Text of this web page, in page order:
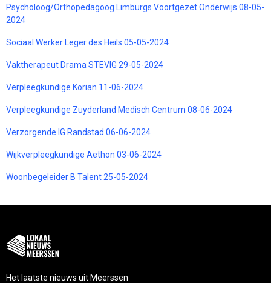
Psycholoog/Orthopedagoog Limburgs Voortgezet Onderwijs 08-05-
2024
Sociaal Werker Leger des Heils 05-05-2024
Vaktherapeut Drama STEVIG 29-05-2024
Verpleegkundige Korian 11-06-2024
Verpleegkundige Zuyderland Medisch Centrum 08-06-2024
Verzorgende IG Randstad 06-06-2024
Wijkverpleegkundige Aethon 03-06-2024
Woonbegeleider B Talent 25-05-2024
Het laatste nieuws uit Meerssen